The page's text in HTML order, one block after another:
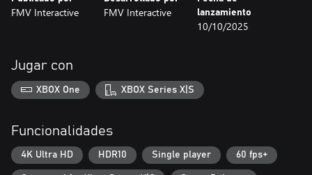
trauma, la memoria y el autodescubrimiento.
paciente y utilice sus habilidades psicoanalíticas para interpretar
el simbolismo de sus sueños.
FMV Interactive FMV Interactive
lanzamiento
10/10/2025
Jugar con
XBOX One XBOX Series X|S
Funcionalidades
4K Ultra HD HDR10 Single player 60 fps+